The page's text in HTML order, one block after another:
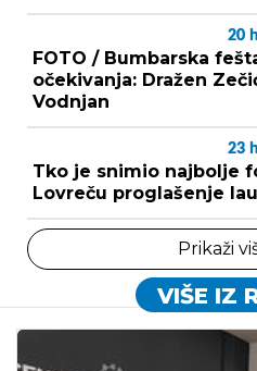
20 h
FOTO / Bumbarska
očekivanja: Dražen
Vodnjan
23 h
Tko je snimio najbolje
Lovreču proglašenje
Prikaži
VIŠE IZ